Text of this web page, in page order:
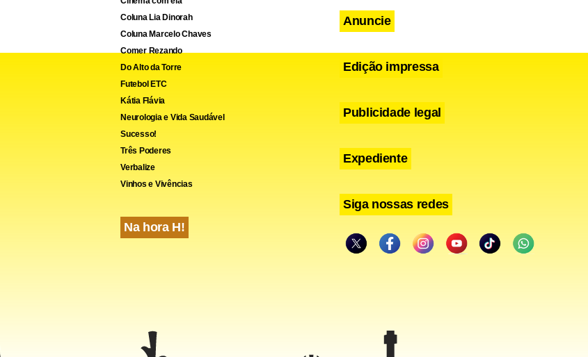
Coluna Lia Dinorah
Coluna Marcelo Chaves
Comer Rezando
Do Alto da Torre
Futebol ETC
Kátia Flávia
Neurologia e Vida Saudável
Sucesso!
Três Poderes
Verbalize
Vinhos e Vivências
Na hora H!
Anuncie
Edição impressa
Publicidade legal
Expediente
Siga nossas redes